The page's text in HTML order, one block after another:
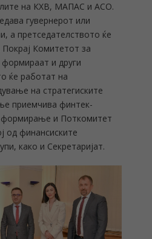
на КХВ, МАПАС и АСО.
гувернерот или
а претседателството ќе
Комитетот за
и други
ќе работат на
на стратегиските
приемчива финтек-
формирање и Поткомитет
од финансиските
како и Секретаријат.